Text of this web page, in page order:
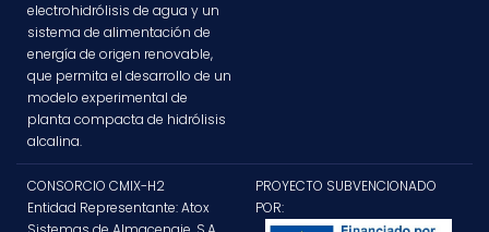
electrohidrólisis de agua y un
sistema de alimentación de
energía de origen renovable,
que permita el desarrollo de un
modelo experimental de
planta compacta de hidrólisis
alcalina.
CONSORCIO CMIX-H2
Entidad Representante: Atox
PROYECTO SUBVENCIONADO
POR: